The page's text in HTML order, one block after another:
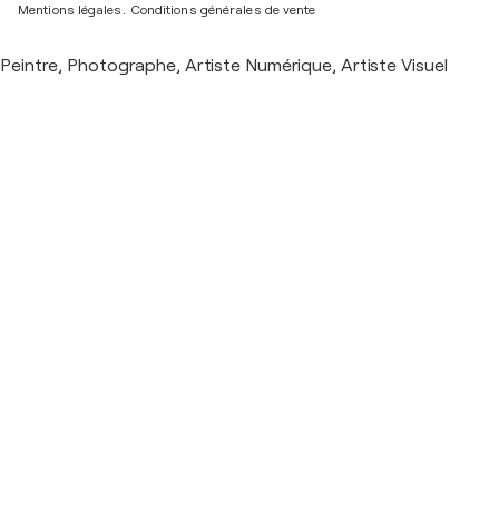
Mentions légales. Conditions générales de vente
Peintre, Photographe, Artiste Numérique, Artiste Visuel